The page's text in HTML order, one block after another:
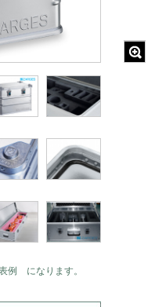
例 になります。